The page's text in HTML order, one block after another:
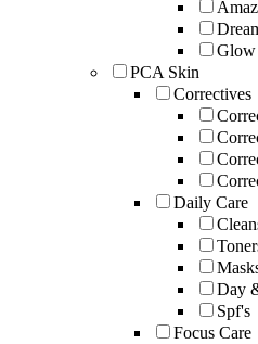
Glow
PCA Skin
Correctives
Daily Care
Day
Spf's
Focus Care